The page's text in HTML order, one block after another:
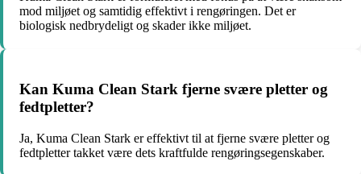
mod miljøet og samtidig effektivt i rengøringen. Det er
biologisk nedbrydeligt og skader ikke miljøet.
Kan Kuma Clean Stark fjerne svære pletter og
fedtpletter?
Ja, Kuma Clean Stark er effektivt til at fjerne svære pletter og
fedtpletter takket være dets kraftfulde rengøringsegenskaber.